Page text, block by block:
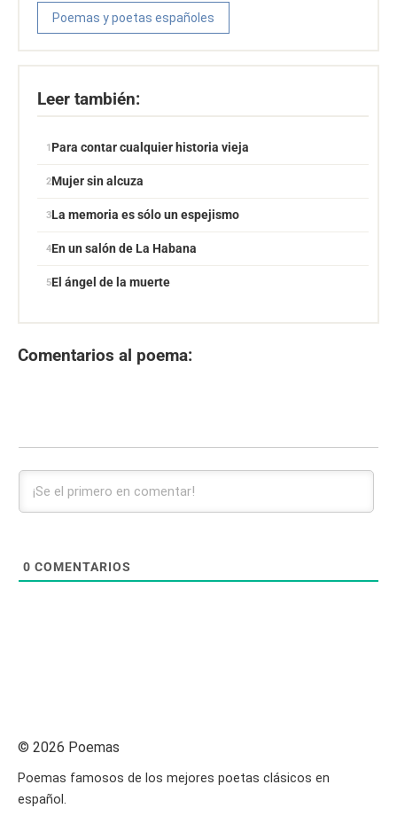
Poemas y poetas españoles
Leer también:
Para contar cualquier historia vieja
Mujer sin alcuza
La memoria es sólo un espejismo
En un salón de La Habana
El ángel de la muerte
Comentarios al poema:
0 COMENTARIOS
© 2026 Poemas
Poemas famosos de los mejores poetas clásicos en
español.